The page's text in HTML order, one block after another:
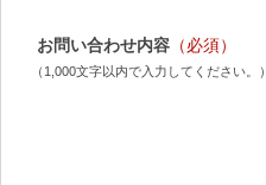
お問い合わせ内容 （必須）
（1,000文字以内で入力してください。）